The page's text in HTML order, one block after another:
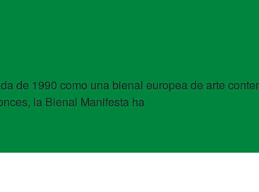
de 1990 como una bienal europea de arte
la Bienal Manifesta ha